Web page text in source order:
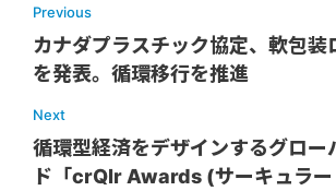
Previous
カナダプラスチック協定、軟包装
を発表。循環移行を推進
Next
循環型経済をデザインするグロー
ド「crQlr Awards (サーキュラー